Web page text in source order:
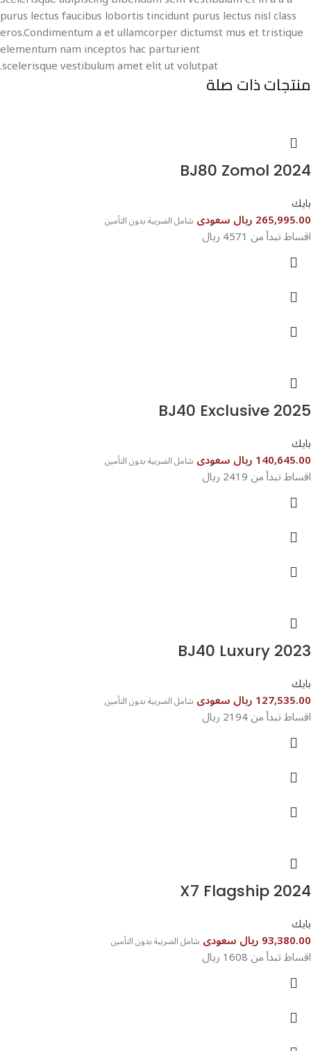
purus lectus faucibus lobortis tincidunt purus lectus nisl class
eros.Condimentum a et ullamcorper dictumst mus et tristique
elementum nam inceptos hac parturient
scelerisque vestibulum amet elit ut volutpat.
منتجات ذات صلة
BJ80 Zomol 2024
بايك
265,995.00 ريال سعودى شامل الضريبة بدون التأمين
اقساط تبدأ من 4571 ريال
BJ40 Exclusive 2025
بايك
140,645.00 ريال سعودى شامل الضريبة بدون التأمين
اقساط تبدأ من 2419 ريال
BJ40 Luxury 2023
بايك
127,535.00 ريال سعودى شامل الضريبة بدون التأمين
اقساط تبدأ من 2194 ريال
X7 Flagship 2024
بايك
93,380.00 ريال سعودى شامل الضريبة بدون التأمين
اقساط تبدأ من 1608 ريال